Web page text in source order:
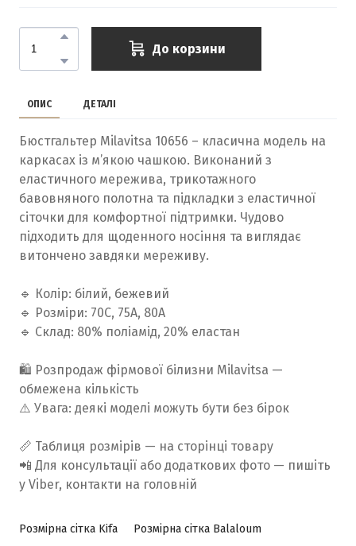
До корзини
ОПИС ДЕТАЛІ
Бюстгальтер Milavitsa 10656 – класична модель на
каркасах із м’якою чашкою. Виконаний з
еластичного мережива, трикотажного
бавовняного полотна та підкладки з еластичної
сіточки для комфортної підтримки. Чудово
підходить для щоденного носіння та виглядає
витончено завдяки мереживу.
🔹 Колір: білий, бежевий
🔹 Розміри: 70С, 75А, 80А
🔹 Склад: 80% поліамід, 20% еластан
🛍️ Розпродаж фірмової білизни Milavitsa —
обмежена кількість
⚠️ Увага: деякі моделі можуть бути без бірок
📏 Таблиця розмірів — на сторінці товару
📲 Для консультації або додаткових фото — пишіть
у Viber, контакти на головній
Розмірна сітка Kifa Розмірна сітка Balaloum